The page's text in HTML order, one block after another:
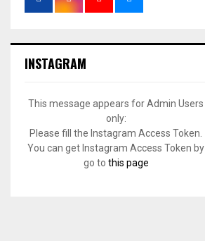
INSTAGRAM
This message appears for Admin Users
only:
Please fill the Instagram Access Token.
You can get Instagram Access Token by
go to this page